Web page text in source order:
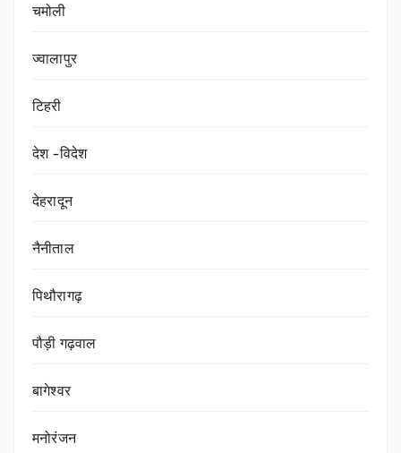
चमोली
ज्वालापुर
टिहरी
देश -विदेश
देहरादून
नैनीताल
पिथौरागढ़
पौड़ी गढ़वाल
बागेश्वर
मनोरंजन